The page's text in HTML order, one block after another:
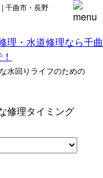
千曲市・長野
水回りライフのための
修理タイミング